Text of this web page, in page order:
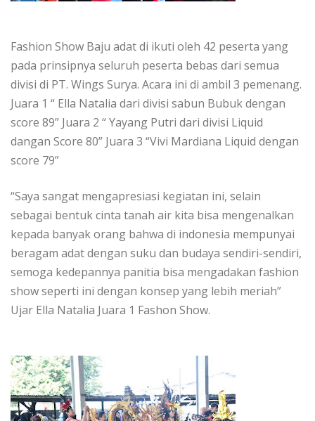
Fashion Show Baju adat di ikuti oleh 42 peserta yang
pada prinsipnya seluruh peserta bebas dari semua
divisi di PT. Wings Surya. Acara ini di ambil 3 pemenang.
Juara 1 “ Ella Natalia dari divisi sabun Bubuk dengan
score 89” Juara 2 “ Yayang Putri dari divisi Liquid
dangan Score 80” Juara 3 “Vivi Mardiana Liquid dengan
score 79”
“Saya sangat mengapresiasi kegiatan ini, selain
sebagai bentuk cinta tanah air kita bisa mengenalkan
kepada banyak orang bahwa di indonesia mempunyai
beragam adat dengan suku dan budaya sendiri-sendiri,
semoga kedepannya panitia bisa mengadakan fashion
show seperti ini dengan konsep yang lebih meriah”
Ujar Ella Natalia Juara 1 Fashon Show.